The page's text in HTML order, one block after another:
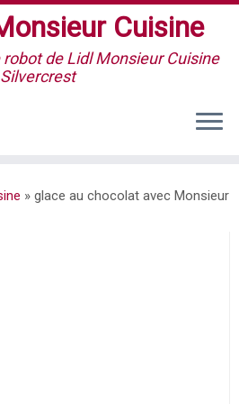
Cuisine
de Lidl Monsieur Cuisine
Silvercrest
» glace au chocolat avec Monsieur